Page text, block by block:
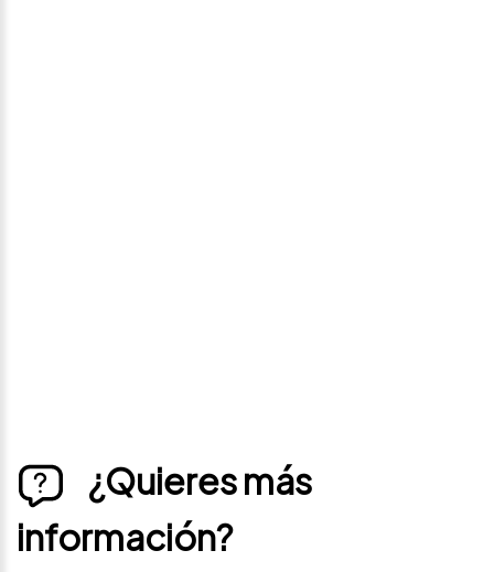
¿Quieres más
información?